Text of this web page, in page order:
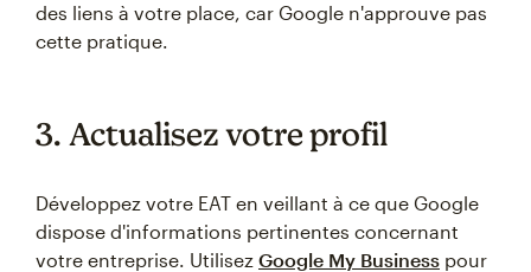
des liens à votre place, car Google n'approuve pas
cette pratique.
3. Actualisez votre profil
Développez votre EAT en veillant à ce que Google
dispose d'informations pertinentes concernant
votre entreprise. Utilisez Google My Business pour